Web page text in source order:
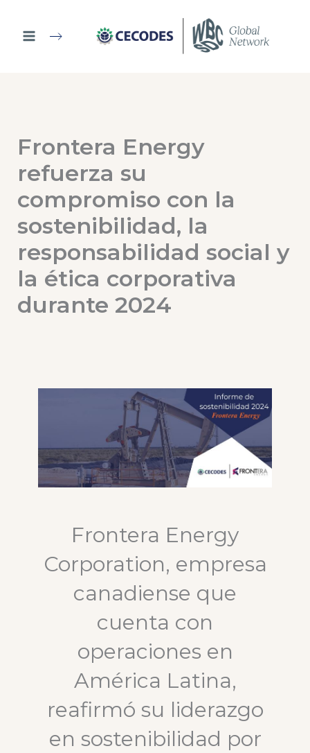
contenido
Frontera Energy
refuerza su
compromiso con la
sostenibilidad, la
responsabilidad social y
la ética corporativa
durante 2024
Frontera Energy
Corporation, empresa
canadiense que
cuenta con
operaciones en
América Latina,
reafirmó su liderazgo
en sostenibilidad por